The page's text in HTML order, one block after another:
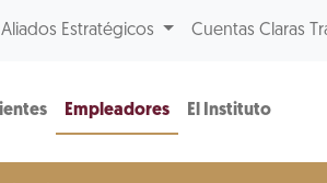
Aliados Estratégicos Cuentas Claras
Empleadores El Instituto